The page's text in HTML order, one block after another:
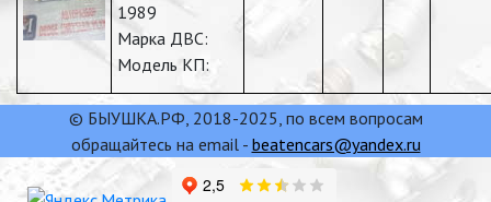
1989
Марка ДВС:
Модель КП:
© БЫУШКА.РФ, 2018-2025, по всем вопросам
обращайтесь на email - beatencars@yandex.ru